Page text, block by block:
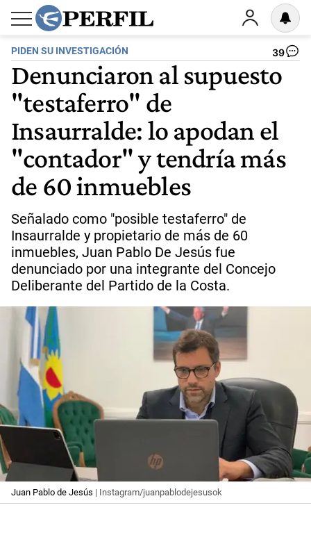
PIDEN SU INVESTIGACIÓN 39
Denunciaron al supuesto
"testaferro" de
Insaurralde: lo apodan el
"contador" y tendría más
de 60 inmuebles
Señalado como "posible testaferro" de
Insaurralde y propietario de más de 60
inmuebles, Juan Pablo De Jesús fue
denunciado por una integrante del Concejo
Deliberante del Partido de la Costa.
Juan Pablo de Jesús | Instagram/juanpablodejesusok